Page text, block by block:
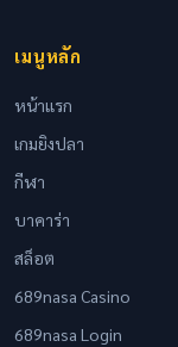
เมนูหลัก
หน้าแรก
เกมยิงปลา
กีฬา
บาคาร่า
สล็อต
689nasa Casino
689nasa Login